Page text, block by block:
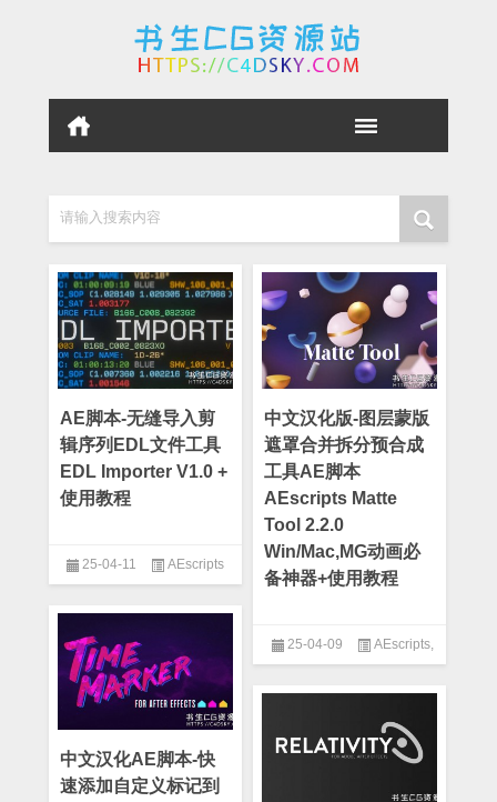
请输入搜索内容
AE脚本-无缝导入剪
辑序列EDL文件工具
EDL Importer V1.0 +
使用教程
25-04-11 AEscripts
中文汉化版-图层蒙版
遮罩合并拆分预合成
工具AE脚本
AEscripts Matte
Tool 2.2.0
Win/Mac,MG动画必
备神器+使用教程
25-04-09 AEscripts,
中文汉化AE脚本-快
速添加自定义标记到